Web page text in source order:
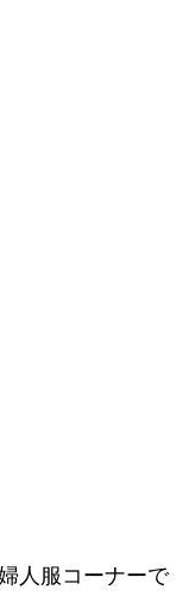
人服コーナーで